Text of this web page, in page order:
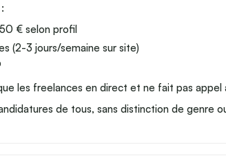
€ selon profil
(2-3 jours/semaine sur site)
les freelances en direct et ne fait pas appel
de tous, sans distinction de genre